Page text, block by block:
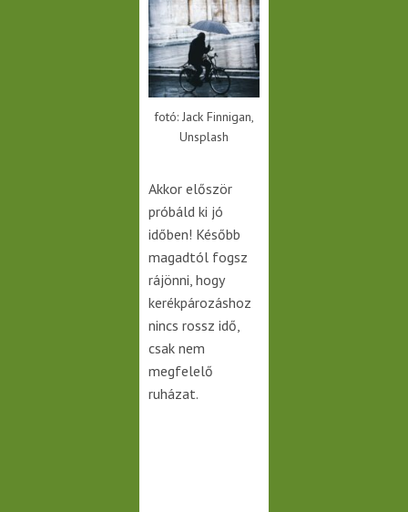
fotó: Jack Finnigan,
Unsplash
Akkor először
próbáld ki jó
időben! Később
magadtól fogsz
rájönni, hogy
kerékpározáshoz
nincs rossz idő,
csak nem
megfelelő
ruházat.